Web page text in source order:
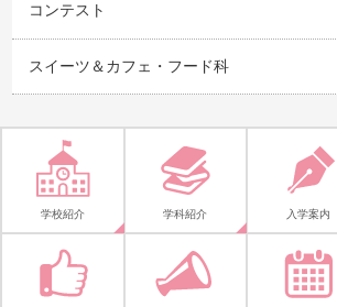
コンテスト
スイーツ＆カフェ・フード科
学校紹介 学科紹介 入学案内